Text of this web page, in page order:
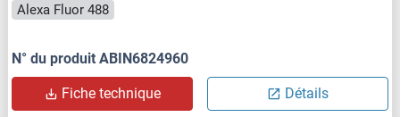
Alexa Fluor 488
N° du produit ABIN6824960
Fiche technique Détails